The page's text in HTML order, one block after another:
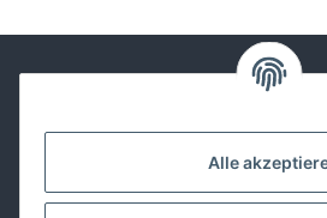
Alle
Lackwissen